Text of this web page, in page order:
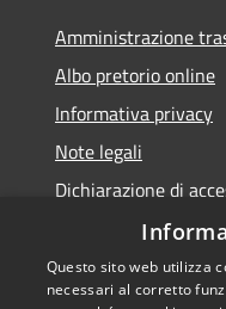
Amministrazione
Albo pretorio online
Informativa privacy
Note legali
Dichiarazione di
Questo sito web utilizza
necessari al corretto